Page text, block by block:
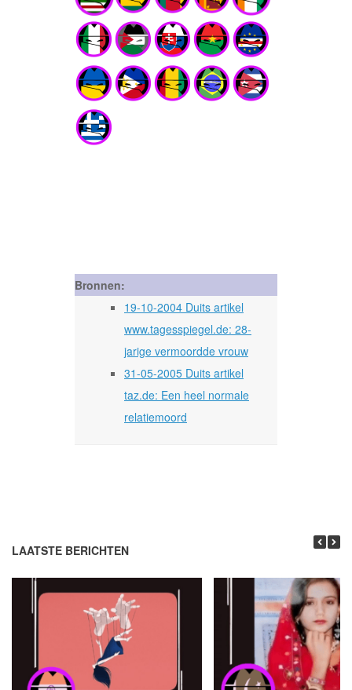
Bronnen:
19-10-2004 Duits artikel
www.tagesspiegel.de: 28-
jarige vermoordde vrouw
31-05-2005 Duits artikel
taz.de: Een heel normale
relatiemoord
LAATSTE BERICHTEN